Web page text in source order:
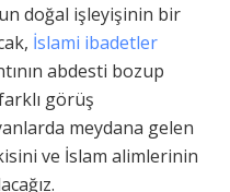
doğal işleyişinin bir
İslami ibadetler
abdesti bozup
görüş
meydana gelen
ve İslam alimlerinin